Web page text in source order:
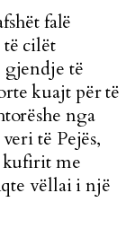
falë
të cilët
gjendje të
kuajt për të
nga
të Pejës,
kufirit me
vëllai i një